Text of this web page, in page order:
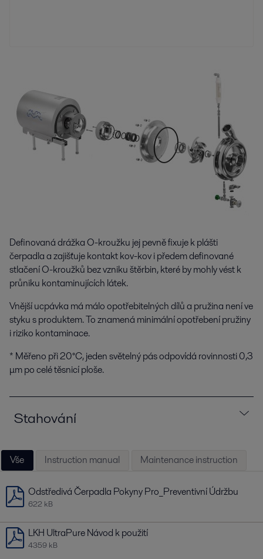
Definovaná drážka O-kroužku jej pevně fixuje k plášti
čerpadla a zajišťuje kontakt kov-kov i předem definované
stlačení O-kroužků bez vzniku štěrbin, které by mohly vést k
průniku kontaminujících látek.
Vnější ucpávka má málo opotřebitelných dílů a pružina není ve
styku s produktem. To znamená minimální opotřebení pružiny
i riziko kontaminace.
* Měřeno při 20°C, jeden světelný pás odpovídá rovinnosti 0,3
μm po celé těsnicí ploše.
Stahování
Vše Instruction manual Maintenance instruction
Odstředivá Čerpadla Pokyny Pro_Preventivní Údržbu
622 kB
LKH UltraPure Návod k použití
4359 kB